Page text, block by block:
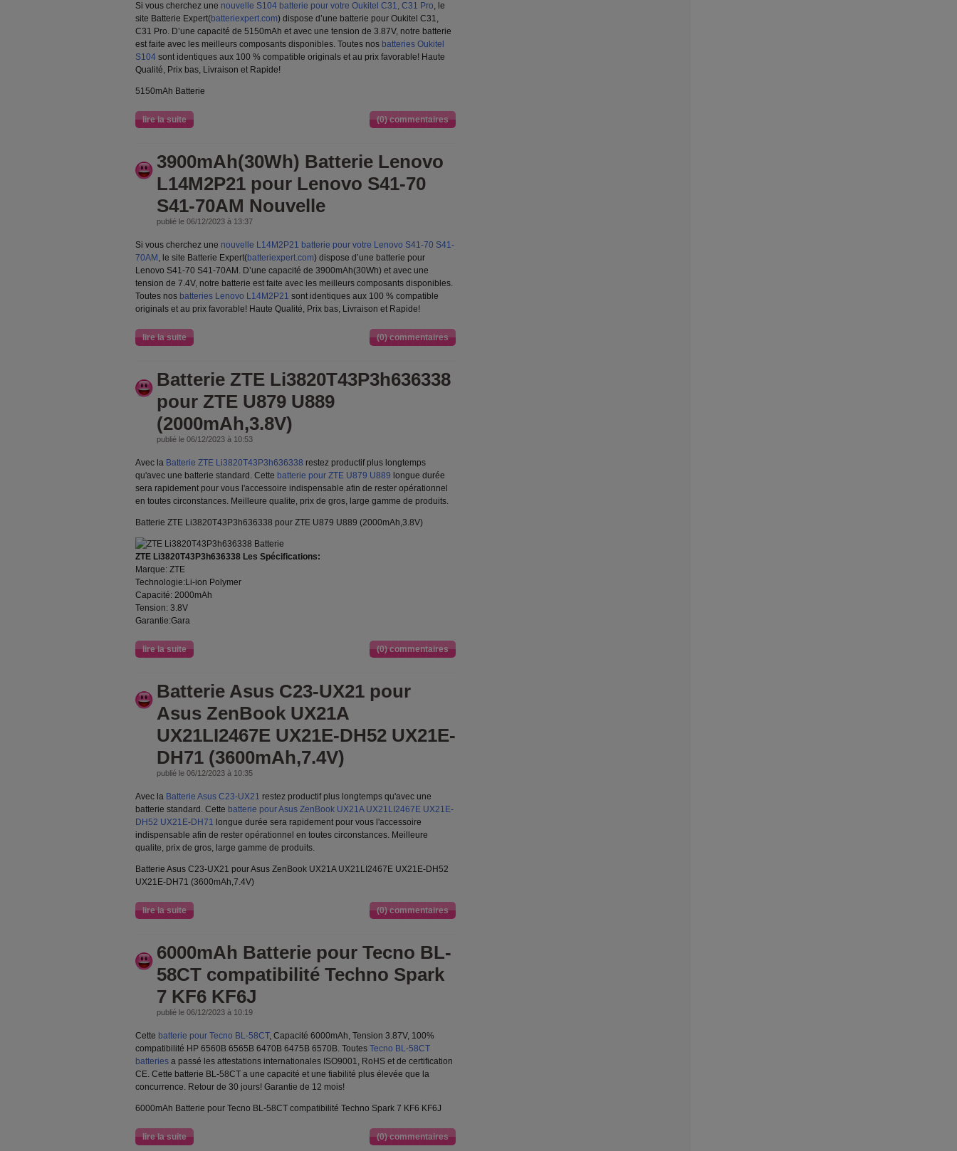
Si vous cherchez une nouvelle S104 batterie pour votre Oukitel C31, C31 Pro, le
site Batterie Expert(batteriexpert.com) dispose d’une batterie pour Oukitel C31,
C31 Pro. D’une capacité de 5150mAh et avec une tension de 3.87V, notre batterie
est faite avec les meilleurs composants disponibles. Toutes nos batteries Oukitel
S104 sont identiques aux 100 % compatible originals et au prix favorable! Haute
Qualité, Prix bas, Livraison et Rapide!
5150mAh Batterie
lire la suite (0) commentaires
3900mAh(30Wh) Batterie Lenovo
L14M2P21 pour Lenovo S41-70
S41-70AM Nouvelle
publié le 06/12/2023 à 13:37
Si vous cherchez une nouvelle L14M2P21 batterie pour votre Lenovo S41-70 S41-
70AM , le site Batterie Expert(batteriexpert.com) dispose d’une batterie pour
Lenovo S41-70 S41-70AM. D’une capacité de 3900mAh(30Wh) et avec une
tension de 7.4V, notre batterie est faite avec les meilleurs composants disponibles.
Toutes nos batteries Lenovo L14M2P21 sont identiques aux 100 % compatible
originals et au prix favorable! Haute Qualité, Prix bas, Livraison et Rapide!
lire la suite (0) commentaires
Batterie ZTE Li3820T43P3h636338
pour ZTE U879 U889
(2000mAh,3.8V)
publié le 06/12/2023 à 10:53
Avec la Batterie ZTE Li3820T43P3h636338 restez productif plus longtemps
qu'avec une batterie standard. Cette batterie pour ZTE U879 U889 longue durée
sera rapidement pour vous l'accessoire indispensable afin de rester opérationnel
en toutes circonstances. Meilleure qualite, prix de gros, large gamme de produits.
Batterie ZTE Li3820T43P3h636338 pour ZTE U879 U889 (2000mAh,3.8V)
ZTE Li3820T43P3h636338 Les Spécifications:
Marque: ZTE
Technologie:Li-ion Polymer
Capacité: 2000mAh
Tension: 3.8V
Garantie:Gara
lire la suite (0) commentaires
Batterie Asus C23-UX21 pour
Asus ZenBook UX21A
UX21LI2467E UX21E-DH52 UX21E-
DH71 (3600mAh,7.4V)
publié le 06/12/2023 à 10:35
Avec la Batterie Asus C23-UX21 restez productif plus longtemps qu'avec une
batterie standard. Cette batterie pour Asus ZenBook UX21A UX21LI2467E UX21E-
DH52 UX21E-DH71 longue durée sera rapidement pour vous l'accessoire
indispensable afin de rester opérationnel en toutes circonstances. Meilleure
qualite, prix de gros, large gamme de produits.
Batterie Asus C23-UX21 pour Asus ZenBook UX21A UX21LI2467E UX21E-DH52
UX21E-DH71 (3600mAh,7.4V)
lire la suite (0) commentaires
6000mAh Batterie pour Tecno BL-
58CT compatibilité Techno Spark
7 KF6 KF6J
publié le 06/12/2023 à 10:19
Cette batterie pour Tecno BL-58CT, Capacité 6000mAh, Tension 3.87V, 100%
compatibilité HP 6560B 6565B 6470B 6475B 6570B. Toutes Tecno BL-58CT
batteries a passé les attestations internationales ISO9001, RoHS et de certification
CE. Cette batterie BL-58CT a une capacité et une fiabilité plus élevée que la
concurrence. Retour de 30 jours! Garantie de 12 mois!
6000mAh Batterie pour Tecno BL-58CT compatibilité Techno Spark 7 KF6 KF6J
lire la suite (0) commentaires